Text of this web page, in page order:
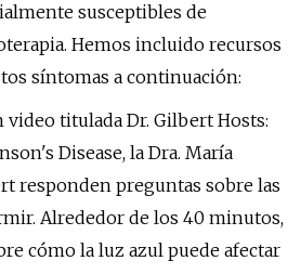
susceptibles de
Hemos incluido recursos
síntomas a continuación:
video titulada Dr. Gilbert Hosts:
Disease, la Dra. María
responden preguntas sobre las
Alrededor de los 40 minutos,
cómo la luz azul puede afectar